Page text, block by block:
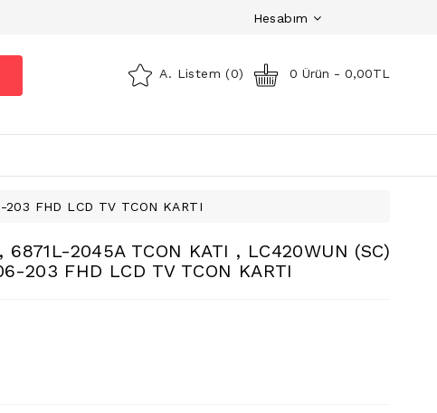
Hesabım
A. Listem (0) 0 Ürün - 0,00TL
FHD LCD TV TCON KARTI
6871L-2045A TCON KATI , LC420WUN (SC)
203 FHD LCD TV TCON KARTI